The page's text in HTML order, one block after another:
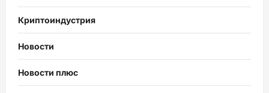
Криптоиндустрия
Новости
Новости плюс